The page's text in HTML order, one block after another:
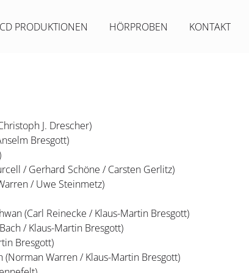
CD PRODUKTIONEN HÖRPROBEN KONTAKT
J. Drescher)
Bresgott)
/ Gerhard Schöne / Carsten Gerlitz)
/ Uwe Steinmetz)
(Carl Reinecke / Klaus-Martin Bresgott)
/ Klaus-Martin Bresgott)
Bresgott)
Warren / Klaus-Martin Bresgott)